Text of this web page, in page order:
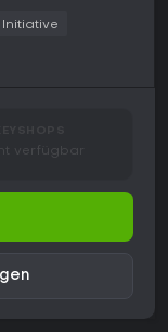
Initiative
verfügbar